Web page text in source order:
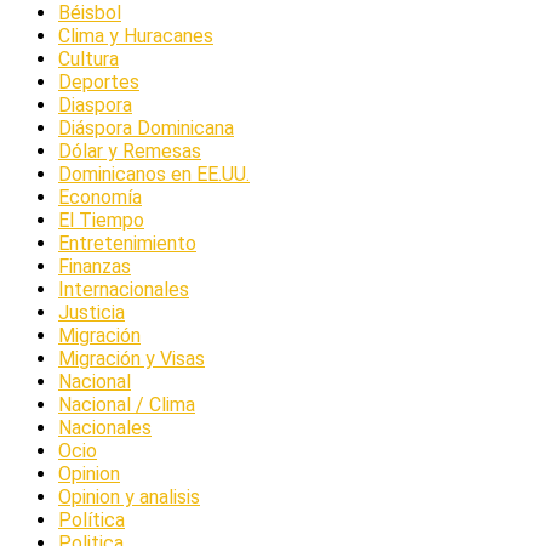
Béisbol
Clima y Huracanes
Cultura
Deportes
Diaspora
Diáspora Dominicana
Dólar y Remesas
Dominicanos en EE.UU.
Economía
El Tiempo
Entretenimiento
Finanzas
Internacionales
Justicia
Migración
Migración y Visas
Nacional
Nacional / Clima
Nacionales
Ocio
Opinion
Opinion y analisis
Política